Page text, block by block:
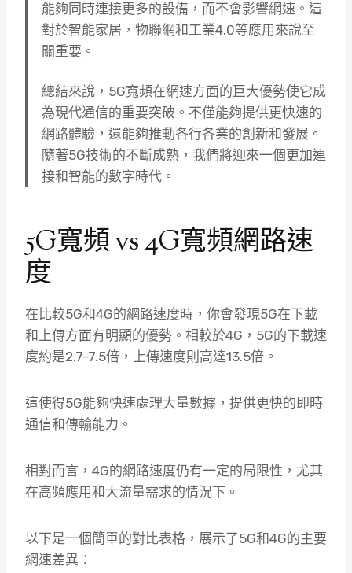
能夠同時連接更多的設備，而不會影響網速。這
對於智能家居，物聯網和工業4.0等應用來說至
關重要。
總結來說，5G寬頻在網速方面的巨大優勢使它成
為現代通信的重要突破。不僅能夠提供更快速的
網路體驗，還能夠推動各行各業的創新和發展。
隨著5G技術的不斷成熟，我們將迎來一個更加連
接和智能的數字時代。
5G寬頻 vs 4G寬頻網路速
度
在比較5G和4G的網路速度時，你會發現5G在下載
和上傳方面有明顯的優勢。相較於4G，5G的下載速
度約是2.7-7.5倍，上傳速度則高達13.5倍。
這使得5G能夠快速處理大量數據，提供更快的即時
通信和傳輸能力。
相對而言，4G的網路速度仍有一定的局限性，尤其
在高頻應用和大流量需求的情況下。
以下是一個簡單的對比表格，展示了5G和4G的主要
網速差異：